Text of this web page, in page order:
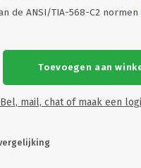
de ANSI/TIA-568-C2 normen
Toevoegen aan
mail, chat of maak een